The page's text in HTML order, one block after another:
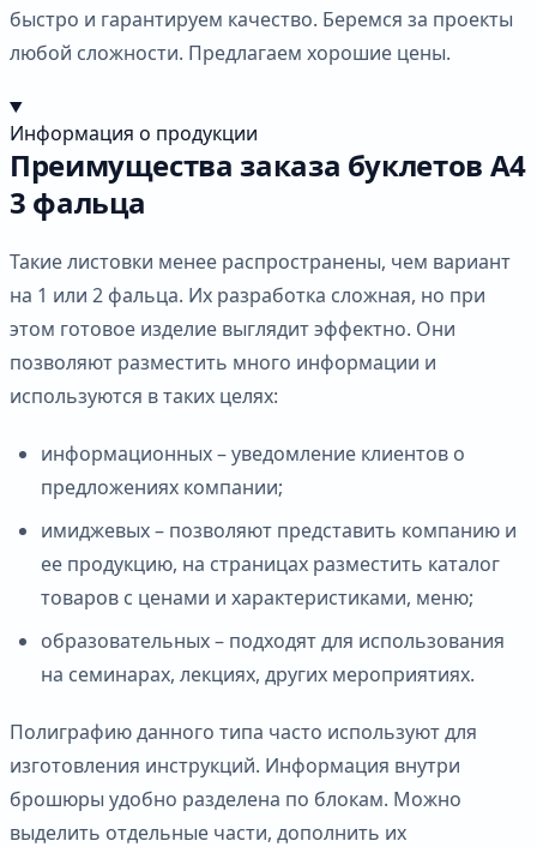
быстро и гарантируем качество. Беремся за проекты
любой сложности. Предлагаем хорошие цены.
Информация о продукции
Преимущества заказа буклетов А4
3 фальца
Такие листовки менее распространены, чем вариант
на 1 или 2 фальца. Их разработка сложная, но при
этом готовое изделие выглядит эффектно. Они
позволяют разместить много информации и
используются в таких целях:
информационных – уведомление клиентов о
предложениях компании;
имиджевых – позволяют представить компанию и
ее продукцию, на страницах разместить каталог
товаров с ценами и характеристиками, меню;
образовательных – подходят для использования
на семинарах, лекциях, других мероприятиях.
Полиграфию данного типа часто используют для
изготовления инструкций. Информация внутри
брошюры удобно разделена по блокам. Можно
выделить отдельные части, дополнить их